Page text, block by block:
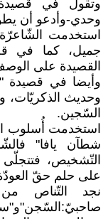
وتقول في
وحدي-وأدعو أن
استخدمت
جميل، كما في
القصيدة على
وأيضا في قصيدة
وحديث الذكريّات،
السّجين.
استخدمت أُسلوب
شطآن يافا"
التّشخيص، فتتجلّى
على حلم حقّ
نجد التّناص